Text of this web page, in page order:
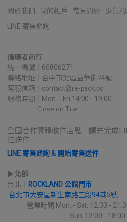
關於我們 我的帳戶 常見問題 退貨/
LINE 寄售諮詢
循環者商行
統一編號｜60806271
聯絡地址｜台中市北區益華街74號
客服信箱｜contact@re-pack.co
服務時間｜Mon. - Fri 14:00 - 19:00
Close on Tue.
全國合作實體收件店點｜請先完成
往送件
LINE 寄售諮詢 & 開始寄售送件
▶︎北部
台北｜ ROCKLAND 公館門市
台北市大安區新生南路三段94巷5號
營業時間 Mon. - Sat. 12:30 -
Sun. 12:00 - 18:00